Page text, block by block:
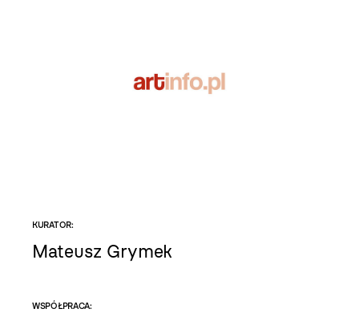
KURATOR:
Mateusz Grymek
WSPÓŁPRACA: